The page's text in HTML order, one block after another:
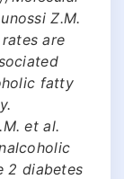
Z.M.
are
fatty
et al.
2 diabetes